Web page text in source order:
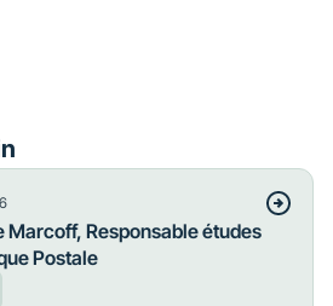
Marcoff, Responsable études
Postale